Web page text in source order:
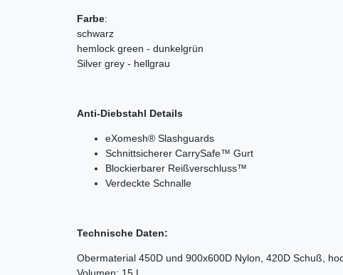
Farbe:
schwarz
hemlock green - dunkelgrün
Silver grey - hellgrau
Anti-Diebstahl Details
eXomesh® Slashguards
Schnittsicherer CarrySafe™ Gurt
Blockierbarer Reißverschluss™
Verdeckte Schnalle
Technische Daten:
Obermaterial 450D und 900x600D Nylon, 420D Schuß,
Volumen: 15 L